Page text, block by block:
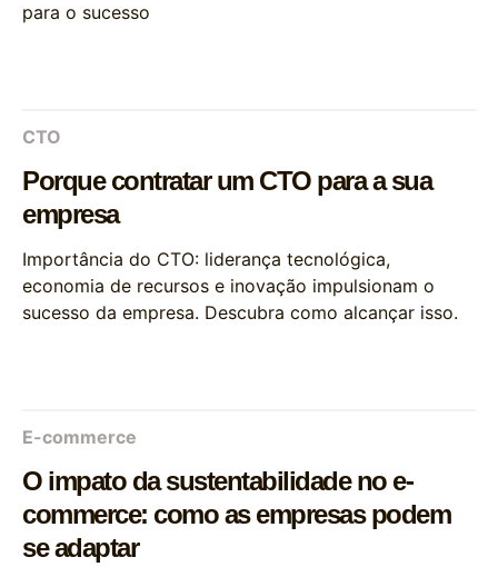
para o sucesso
CTO
Porque contratar um CTO para a sua
empresa
Importância do CTO: liderança tecnológica,
economia de recursos e inovação impulsionam o
sucesso da empresa. Descubra como alcançar isso.
E-commerce
O impato da sustentabilidade no e-
commerce: como as empresas podem
se adaptar